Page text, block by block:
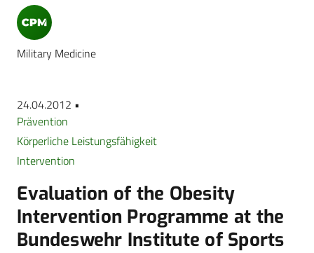
Military Medicine
24.04.2012 •
Prävention
Körperliche Leistungsfähigkeit
Intervention
Evaluation of the Obesity
Intervention Programme at the
Bundeswehr Institute of Sports